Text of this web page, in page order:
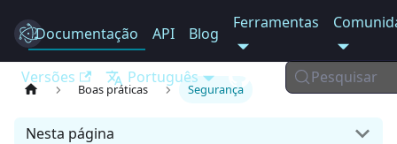
Electron
Documentação API Blog
Ferramentas
Versões Português Pesquisar
Boas práticas Segurança
Nesta página